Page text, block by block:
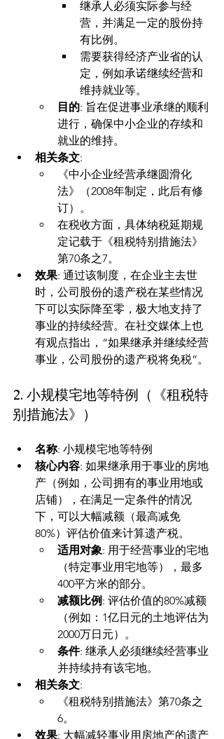
继承人必须实际参与经
营，并满足一定的股份持
有比例。
需要获得经济产业省的认
定，例如承诺继续经营和
维持就业等。
目的: 旨在促进事业承继的顺利
进行，确保中小企业的存续和
就业的维持。
相关条文:
《中小企业经营承继圆滑化
法》（2008年制定，此后有修
订）。
在税收方面，具体纳税延期规
定记载于《租税特别措施法》
第70条之7。
效果: 通过该制度，在企业主去世
时，公司股份的遗产税在某些情况
下可以实际降至零，极大地支持了
事业的持续经营。在社交媒体上也
有观点指出，“如果继承并继续经营
事业，公司股份的遗产税将免税”。
2. 小规模宅地等特例（《租税特
别措施法》）
名称: 小规模宅地等特例
核心内容: 如果继承用于事业的房地
产（例如，公司拥有的事业用地或
店铺），在满足一定条件的情况
下，可以大幅减额（最高减免
80%）评估价值来计算遗产税。
适用对象: 用于经营事业的宅地
（特定事业用宅地等），最多
400平方米的部分。
减额比例 : 评估价值的80%减额
（例如：1亿日元的土地评估为
2000万日元）。
条件: 继承人必须继续经营事业
并持续持有该宅地。
相关条文:
《租税特别措施法》第70条之
6。
效果: 大幅减轻事业用房地产的遗产